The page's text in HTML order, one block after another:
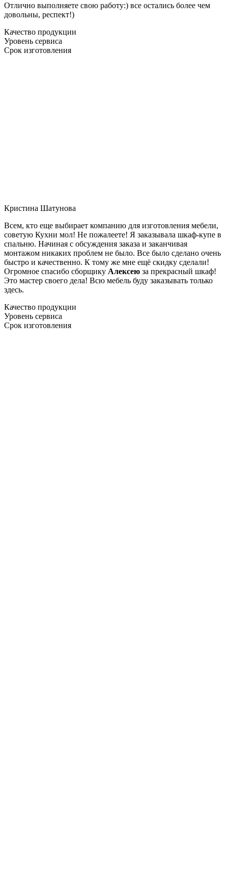
Отлично выполняете свою работу:) все остались более чем
довольны, респект!)
Качество продукции
Уровень сервиса
Срок изготовления
Кристина Шатунова
Всем, кто еще выбирает компанию для изготовления мебели,
советую Кухни мол! Не пожалеете! Я заказывала шкаф-купе в
спальню. Начиная с обсуждения заказа и заканчивая
монтажом никаких проблем не было. Все было сделано очень
быстро и качественно. К тому же мне ещё скидку сделали!
Огромное спасибо сборщику Алексею за прекрасный шкаф!
Это мастер своего дела! Всю мебель буду заказывать только
здесь.
Качество продукции
Уровень сервиса
Срок изготовления